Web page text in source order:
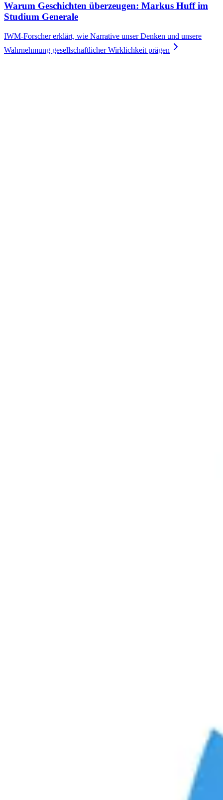
Warum Geschichten überzeugen: Markus Huff im
Studium Generale
IWM-Forscher erklärt, wie Narrative unser Denken und unsere
Wahrnehmung gesellschaftlicher Wirklichkeit prägen